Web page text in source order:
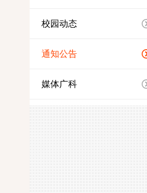
校园动态
通知公告
媒体广科